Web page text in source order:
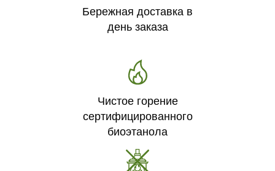
Бережная доставка в
день заказа
Чистое горение
сертифицированного
биоэтанола